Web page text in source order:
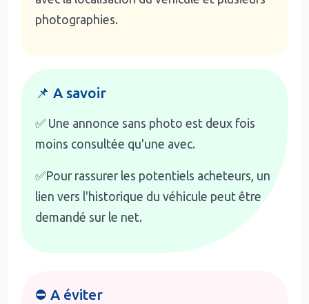
photographies.
📌 A savoir
✅ Une annonce sans photo est deux fois
moins consultée qu'une avec.
✅Pour rassurer les potentiels acheteurs, un
lien vers l'historique du véhicule peut être
demandé sur le net.
⛔ A éviter